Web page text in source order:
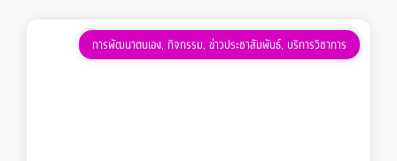
การพัฒนาตนเอง, กิจกรรม, ข่าวประชาสัมพันธ์, บริการวิชาการ